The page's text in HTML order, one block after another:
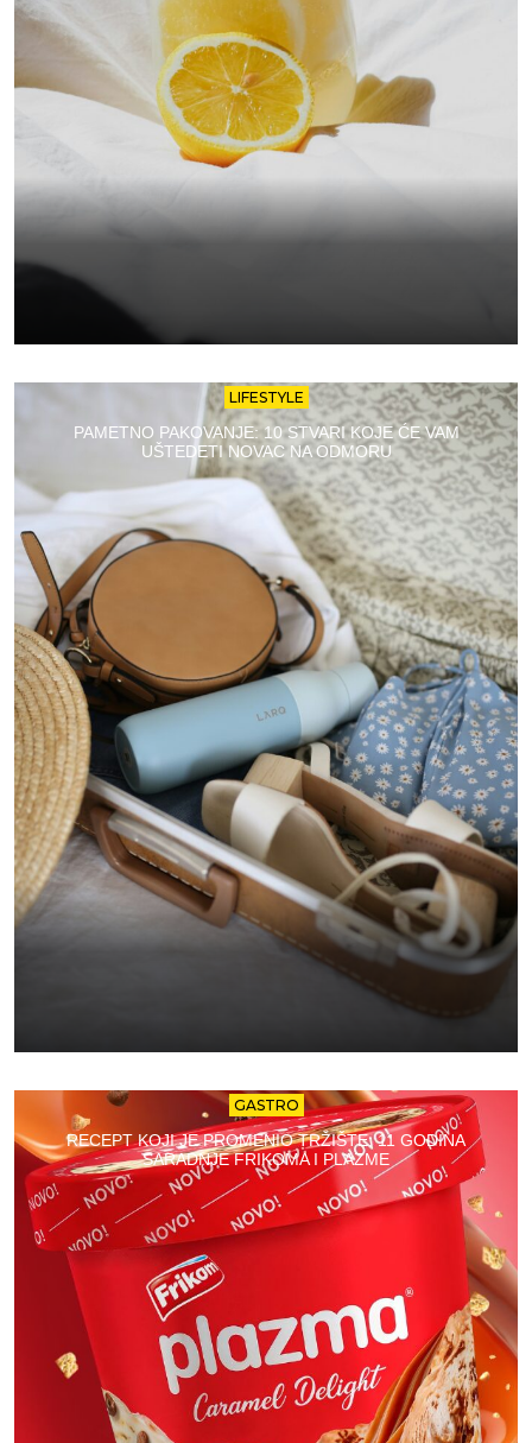
LIFESTYLE
PAMETNO PAKOVANJE: 10 STVARI KOJE ĆE VAM
UŠTEDETI NOVAC NA ODMORU
GASTRO
RECEPT KOJI JE PROMENIO TRŽIŠTE: 11 GODINA
SARADNJE FRIKOMA I PLAZME